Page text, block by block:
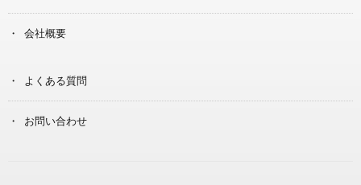
会社概要
よくある質問
お問い合わせ